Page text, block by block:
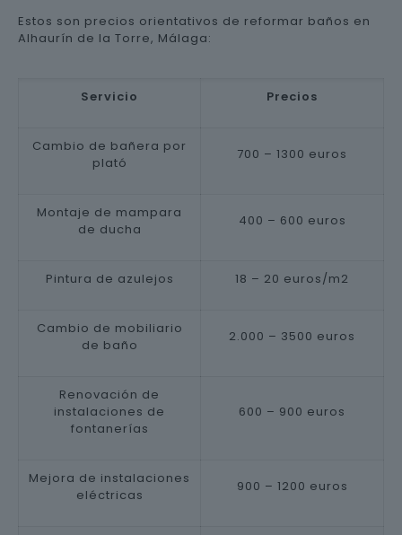
Estos son precios orientativos de reformar baños en
Alhaurín de la Torre, Málaga:
Servicio Precios
Cambio de bañera por
plató
700 – 1300 euros
Montaje de mampara
de ducha
400 – 600 euros
Pintura de azulejos 18 – 20 euros/m2
Cambio de mobiliario
de baño
2.000 – 3500 euros
Renovación de
instalaciones de
fontanerías
600 – 900 euros
Mejora de instalaciones
eléctricas
900 – 1200 euros